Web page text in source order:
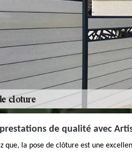
de qualité avec
que, la pose de clôture est une